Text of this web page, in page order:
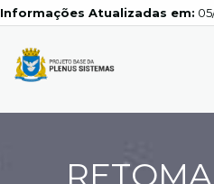
Atualizadas em: